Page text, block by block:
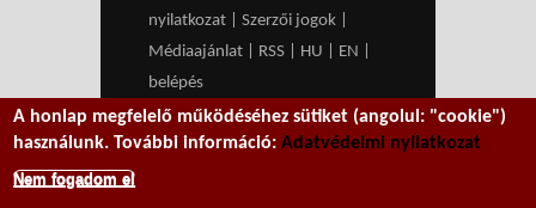
nyilatkozat
Szerzői jogok
Médiaajánlat
RSS HU EN
belépés
We work withMXGuarddog to
prevent spam.
A honlap megfelelő működéséhez sütiket (angolul: "cookie")
használunk. További információ:Adatvédelmi nyilatkozat
Nem fogadom el